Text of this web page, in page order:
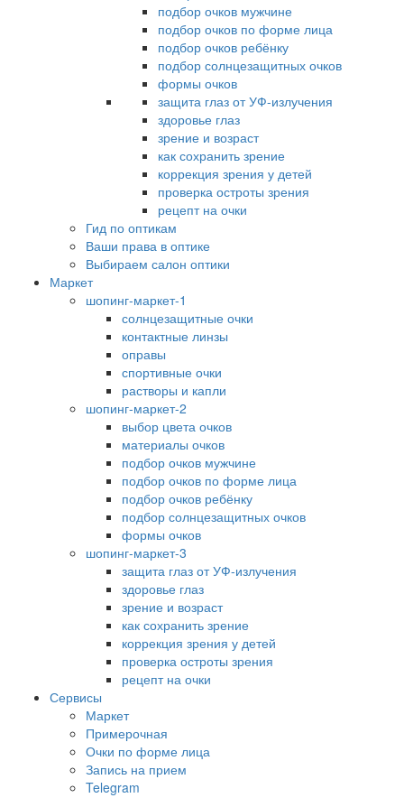
подбор очков мужчине
подбор очков по форме лица
подбор очков ребёнку
подбор солнцезащитных очков
формы очков
защита глаз от УФ-излучения
здоровье глаз
зрение и возраст
как сохранить зрение
коррекция зрения у детей
проверка остроты зрения
рецепт на очки
Гид по оптикам
Ваши права в оптике
Выбираем салон оптики
Маркет
шопинг-маркет-1
солнцезащитные очки
контактные линзы
оправы
спортивные очки
растворы и капли
шопинг-маркет-2
выбор цвета очков
материалы очков
подбор очков мужчине
подбор очков по форме лица
подбор очков ребёнку
подбор солнцезащитных очков
формы очков
шопинг-маркет-3
защита глаз от УФ-излучения
здоровье глаз
зрение и возраст
как сохранить зрение
коррекция зрения у детей
проверка остроты зрения
рецепт на очки
Сервисы
Маркет
Примерочная
Очки по форме лица
Запись на прием
Telegram